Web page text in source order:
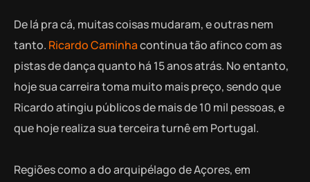
De lá pra cá, muitas coisas mudaram, e outras nem
tanto. Ricardo Caminhacontinua tão afinco com as
pistas de dança quanto há 15 anos atrás. No entanto,
hoje sua carreira toma muito mais preço, sendo que
Ricardo atingiu públicos de mais de 10 mil pessoas, e
que hoje realiza sua terceira turnê em Portugal.
Regiões como a do arquipélago de Açores, em